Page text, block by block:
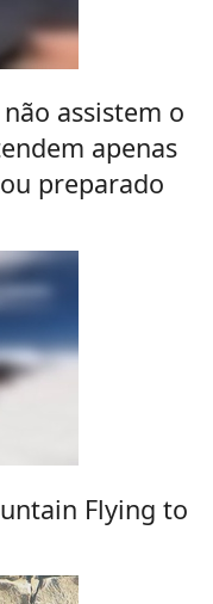
assistem o
apenas
preparado
Flying to